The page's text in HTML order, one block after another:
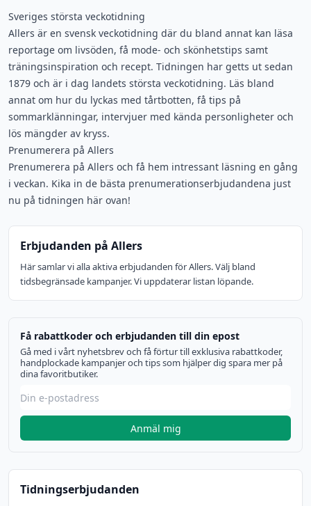
Sveriges största veckotidning
Allers är en svensk veckotidning där du bland annat kan läsa
reportage om livsöden, få mode- och skönhetstips samt
träningsinspiration och recept. Tidningen har getts ut sedan
1879 och är i dag landets största veckotidning. Läs bland
annat om hur du lyckas med tårtbotten, få tips på
sommarklänningar, intervjuer med kända personligheter och
lös mängder av kryss.
Prenumerera på Allers
Prenumerera på Allers och få hem intressant läsning en gång
i veckan. Kika in de bästa prenumerationserbjudandena just
nu på tidningen här ovan!
Erbjudanden på Allers
Här samlar vi alla aktiva erbjudanden för Allers. Välj bland
tidsbegränsade kampanjer. Vi uppdaterar listan löpande.
Få rabattkoder och erbjudanden till din epost
Gå med i vårt nyhetsbrev och få förtur till exklusiva rabattkoder,
handplockade kampanjer och tips som hjälper dig spara mer på
dina favoritbutiker.
Anmäl mig
Tidningserbjudanden